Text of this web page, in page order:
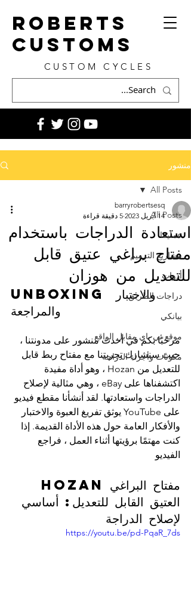
ROBERTS
CUSTOMS
CUSTOM CYCLES
منشور
All Posts
عمليتنا
مشاريع الترميم
أدوات
دراجات الطريق
بيانكي
موقع ئي باي مقابل الواقع
مكونات وأجزاء الدراجة
All Posts
استعادة الدراجات باستخدام
مفتاح براغي عتيق قابل
للتعديل من هوزان
barryrobertsesq
14 أبريل 2023
5 دقيقة قراءة
Unboxing والاختبار
والمراجعة
مرحبًا بكم في أحدث منشور على مدونتنا ،
حيث سنشارك تجربتنا مع مفتاح ربط قابل
للتعديل من Hozan ، وهو أداة مفيدة
اكتشفناها على eBay ، وهي مثالية لإصلاح
الدراجات واستعادتها. لقد أنشأنا مقطع فيديو
على YouTube يوثق تفريغ العبوة والاختبار
والأفكار العامة حول هذه الأداة القديمة. إذا
كنت مهتمًا برؤيتها أثناء العمل ، فراجع
الفيديو
العتيق القابل للتعديل: أساسي
لإصلاح الدراجة
https://youtu.be/pd-PqaR_7ds